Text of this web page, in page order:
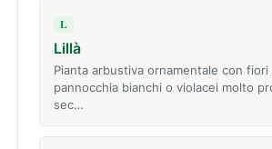
L
Lillà
Pianta arbustiva ornamentale con fiori
pannocchia bianchi o violacei molto
sec…